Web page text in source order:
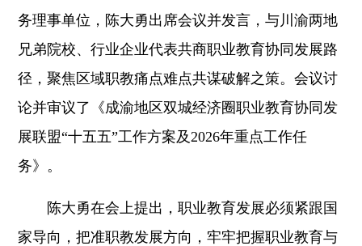
务理事单位，陈大勇出席会议并发言，与川渝两地
兄弟院校、行业企业代表共商职业教育协同发展路
径，聚焦区域职教痛点难点共谋破解之策。会议讨
论并审议了《成渝地区双城经济圈职业教育协同发
展联盟“十五五”工作方案及2026年重点工作任
务》。
陈大勇在会上提出，职业教育发展必须紧跟国
家导向，把准职教发展方向，牢牢把握职业教育与